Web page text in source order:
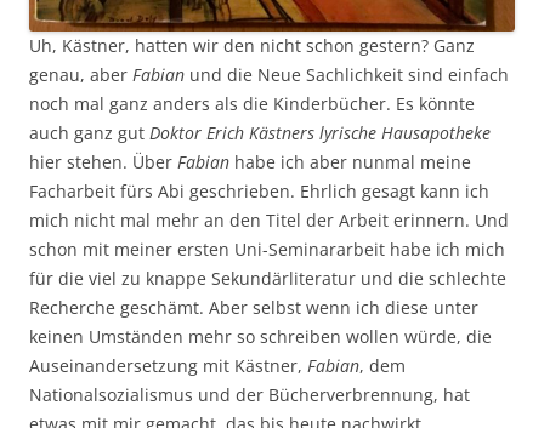
Uh, Kästner, hatten wir den nicht schon gestern? Ganz
genau, aber Fabian und die Neue Sachlichkeit sind einfach
noch mal ganz anders als die Kinderbücher. Es könnte
auch ganz gut Doktor Erich Kästners lyrische Hausapotheke
hier stehen. Über Fabian habe ich aber nunmal meine
Facharbeit fürs Abi geschrieben. Ehrlich gesagt kann ich
mich nicht mal mehr an den Titel der Arbeit erinnern. Und
schon mit meiner ersten Uni-Seminararbeit habe ich mich
für die viel zu knappe Sekundärliteratur und die schlechte
Recherche geschämt. Aber selbst wenn ich diese unter
keinen Umständen mehr so schreiben wollen würde, die
Auseinandersetzung mit Kästner, Fabian, dem
Nationalsozialismus und der Bücherverbrennung, hat